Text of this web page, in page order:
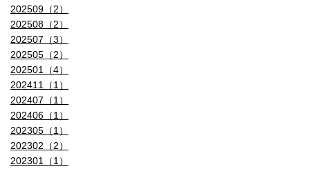
202509（2）
202508（2）
202507（3）
202505（2）
202501（4）
202411（1）
202407（1）
202406（1）
202305（1）
202302（2）
202301（1）